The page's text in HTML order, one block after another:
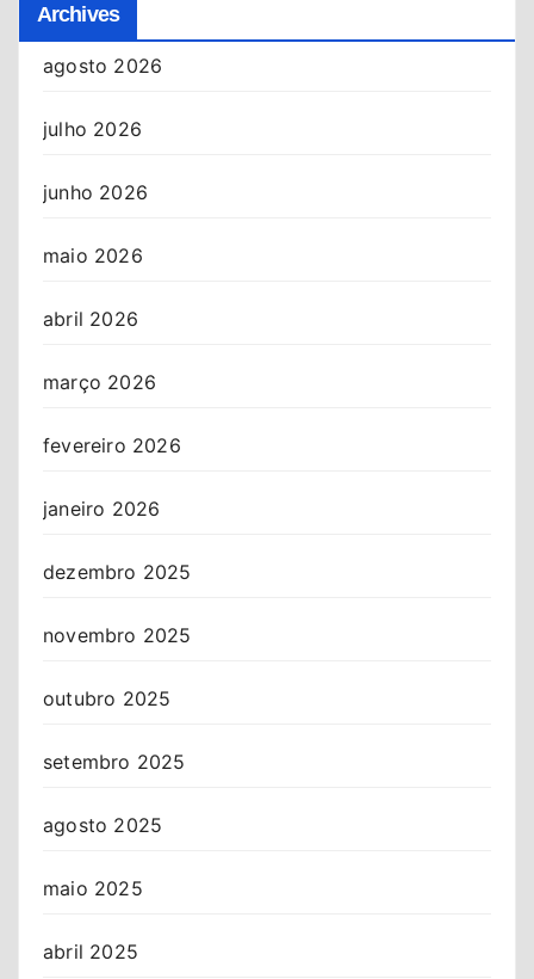
Archives
agosto 2026
julho 2026
junho 2026
maio 2026
abril 2026
março 2026
fevereiro 2026
janeiro 2026
dezembro 2025
novembro 2025
outubro 2025
setembro 2025
agosto 2025
maio 2025
abril 2025